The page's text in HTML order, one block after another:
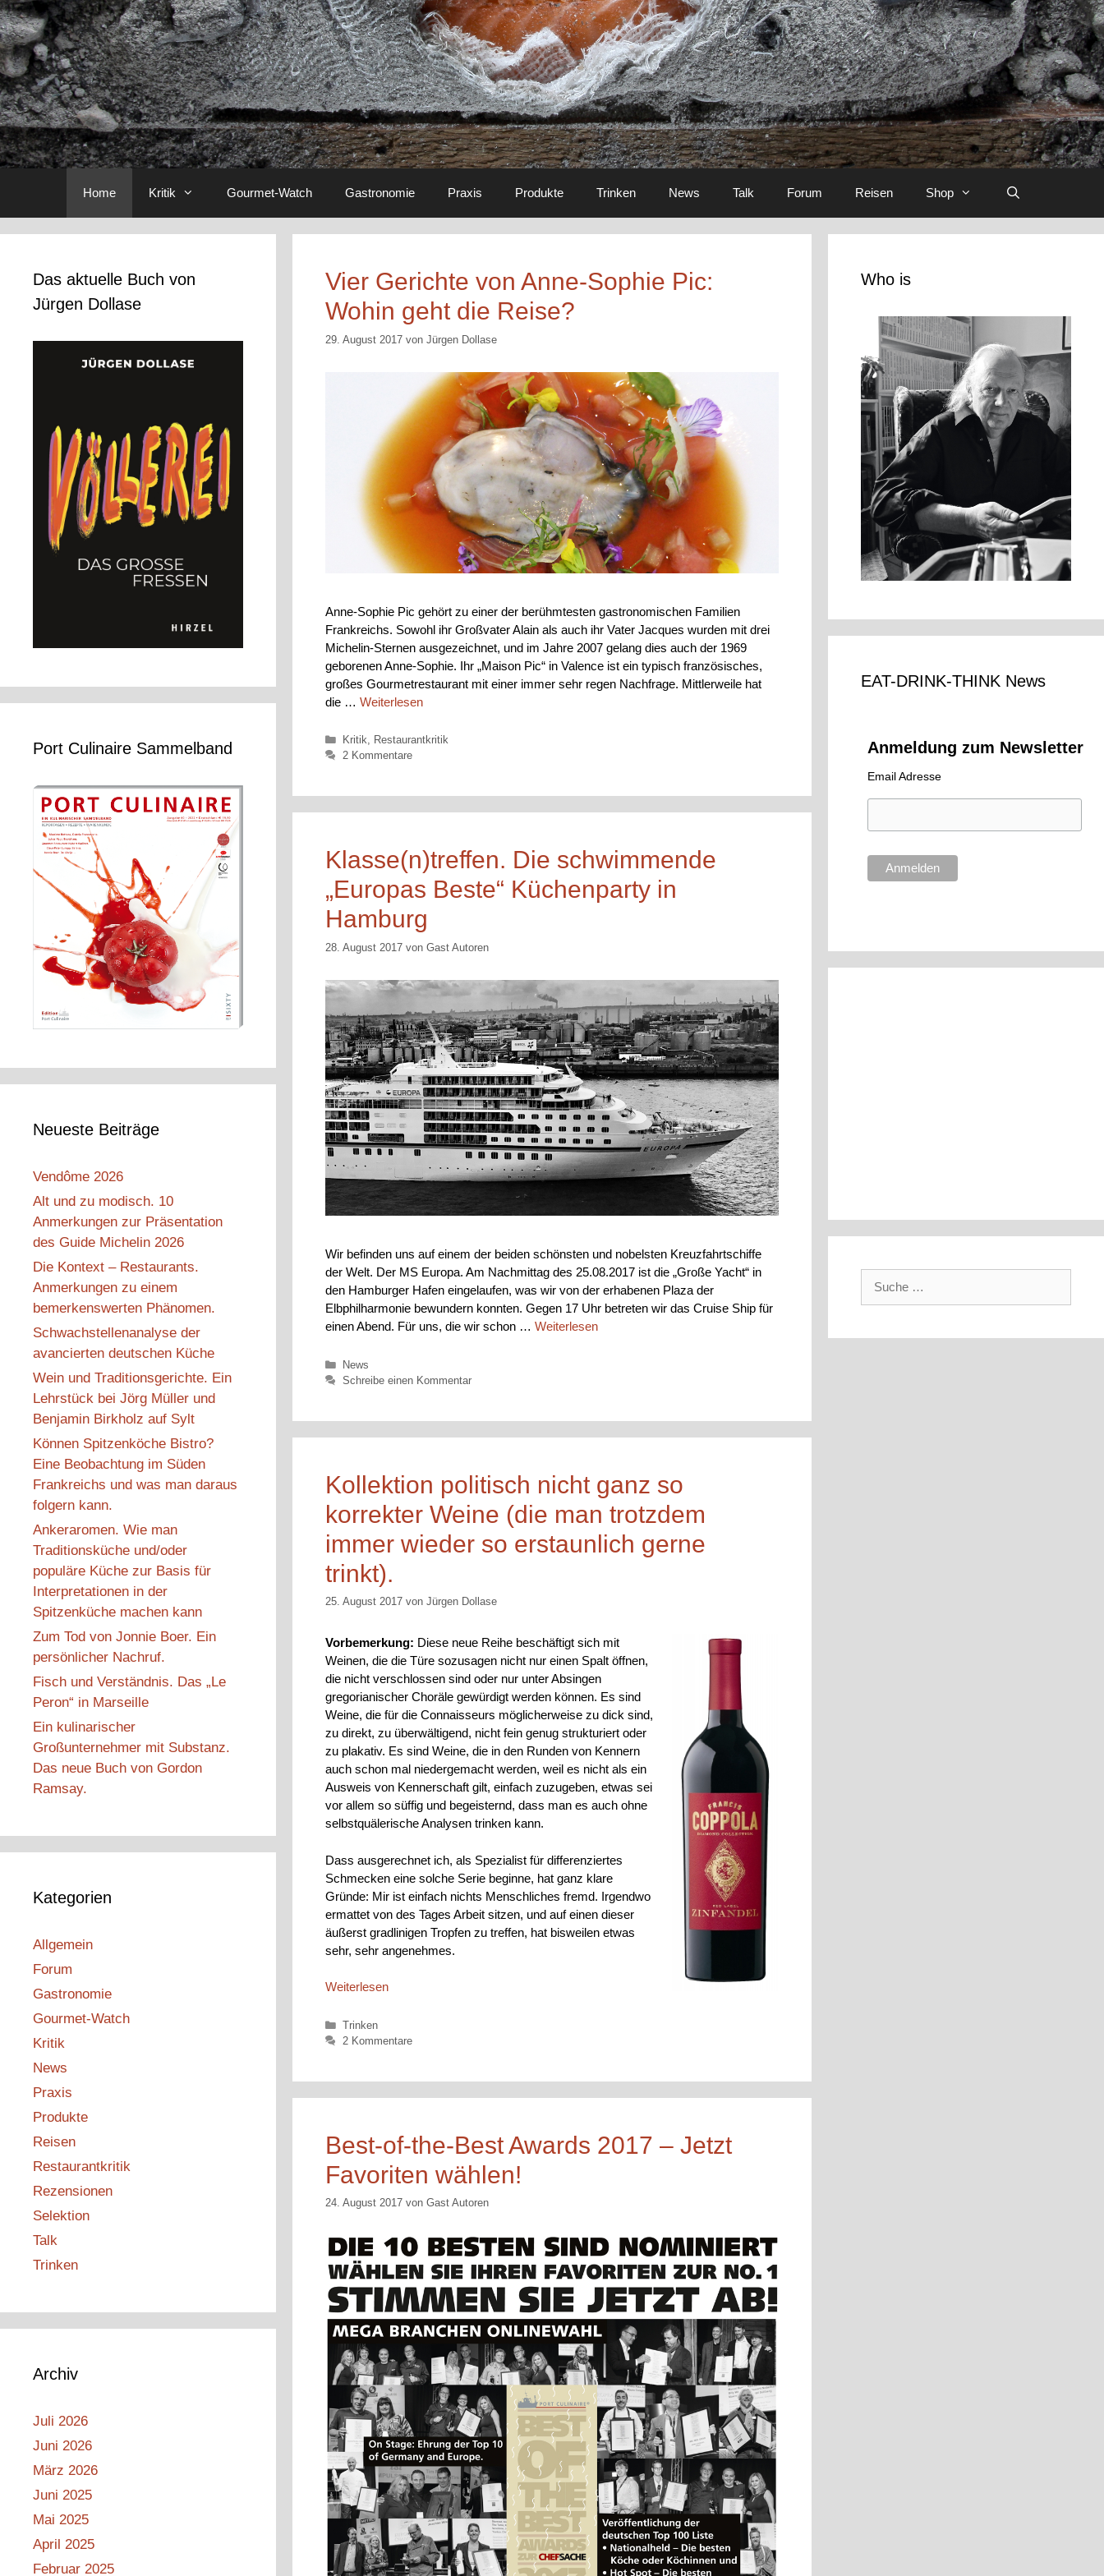
Home Kritik Gourmet-Watch Gastronomie Praxis Produkte Trinken News Talk Forum Reisen Shop
Vier Gerichte von Anne-Sophie Pic:
Wohin geht die Reise?
29. August 2017 von Jürgen Dollase
Anne-Sophie Pic gehört zu einer der berühmtesten gastronomischen Familien
Frankreichs. Sowohl ihr Großvater Alain als auch ihr Vater Jacques wurden mit drei
Michelin-Sternen ausgezeichnet, und im Jahre 2007 gelang dies auch der 1969
geborenen Anne-Sophie. Ihr „Maison Pic“ in Valence ist ein typisch französisches,
großes Gourmetrestaurant mit einer immer sehr regen Nachfrage. Mittlerweile hat
die … Weiterlesen
Kategorien
Kritik, Restaurantkritik
2 Kommentare
Klasse(n)treffen. Die schwimmende
„Europas Beste“ Küchenparty in
Hamburg
28. August 2017 von Gast Autoren
Wir befinden uns auf einem der beiden schönsten und nobelsten Kreuzfahrtschiffe
der Welt. Der MS Europa. Am Nachmittag des 25.08.2017 ist die „Große Yacht“ in
den Hamburger Hafen eingelaufen, was wir von der erhabenen Plaza der
Elbphilharmonie bewundern konnten. Gegen 17 Uhr betreten wir das Cruise Ship für
einen Abend. Für uns, die wir schon … Weiterlesen
Kategorien
News
Schreibe einen Kommentar
Kollektion politisch nicht ganz so
korrekter Weine (die man trotzdem
immer wieder so erstaunlich gerne
trinkt).
25. August 2017 von Jürgen Dollase
Vorbemerkung: Diese neue Reihe beschäftigt sich mit
Weinen, die die Türe sozusagen nicht nur einen Spalt öffnen,
die nicht verschlossen sind oder nur unter Absingen
gregorianischer Choräle gewürdigt werden können. Es sind
Weine, die für die Connaisseurs möglicherweise zu dick sind,
zu direkt, zu überwältigend, nicht fein genug strukturiert oder
zu plakativ. Es sind Weine, die in den Runden von Kennern
auch schon mal niedergemacht werden, weil es nicht als ein
Ausweis von Kennerschaft gilt, einfach zuzugeben, etwas sei
vor allem so süffig und begeisternd, dass man es auch ohne
selbstquälerische Analysen trinken kann.
Dass ausgerechnet ich, als Spezialist für differenziertes
Schmecken eine solche Serie beginne, hat ganz klare
Gründe: Mir ist einfach nichts Menschliches fremd. Irgendwo
ermattet von des Tages Arbeit sitzen, und auf einen dieser
äußerst gradlinigen Tropfen zu treffen, hat bisweilen etwas
sehr, sehr angenehmes.
Weiterlesen
Kategorien
Trinken
2 Kommentare
Best-of-the-Best Awards 2017 – Jetzt
Favoriten wählen!
24. August 2017 von Gast Autoren
Das aktuelle Buch von
Jürgen Dollase
Port Culinaire Sammelband
Neueste Beiträge
Vendôme 2026
Alt und zu modisch. 10
Anmerkungen zur Präsentation
des Guide Michelin 2026
Die Kontext – Restaurants.
Anmerkungen zu einem
bemerkenswerten Phänomen.
Schwachstellenanalyse der
avancierten deutschen Küche
Wein und Traditionsgerichte. Ein
Lehrstück bei Jörg Müller und
Benjamin Birkholz auf Sylt
Können Spitzenköche Bistro?
Eine Beobachtung im Süden
Frankreichs und was man daraus
folgern kann.
Ankeraromen. Wie man
Traditionsküche und/oder
populäre Küche zur Basis für
Interpretationen in der
Spitzenküche machen kann
Zum Tod von Jonnie Boer. Ein
persönlicher Nachruf.
Fisch und Verständnis. Das „Le
Peron“ in Marseille
Ein kulinarischer
Großunternehmer mit Substanz.
Das neue Buch von Gordon
Ramsay.
Kategorien
Allgemein
Forum
Gastronomie
Gourmet-Watch
Kritik
News
Praxis
Produkte
Reisen
Restaurantkritik
Rezensionen
Selektion
Talk
Trinken
Archiv
Juli 2026
Juni 2026
März 2026
Juni 2025
Mai 2025
April 2025
Februar 2025
Who is
EAT-DRINK-THINK News
Anmeldung zum Newsletter
Email Adresse
Suche